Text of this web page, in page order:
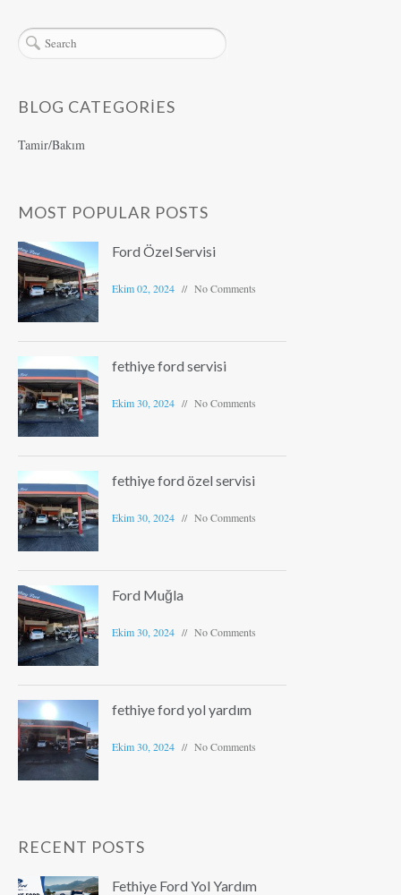
BLOG CATEGORIES
Tamir/Bakım
MOST POPULAR POSTS
Ford Özel Servisi
Ekim 02, 2024 No Comments
fethiye ford servisi
Ekim 30, 2024 No Comments
fethiye ford özel servisi
Ekim 30, 2024 No Comments
Ford Muğla
Ekim 30, 2024 No Comments
fethiye ford yol yardım
Ekim 30, 2024 No Comments
RECENT POSTS
Fethiye Ford Yol Yardım